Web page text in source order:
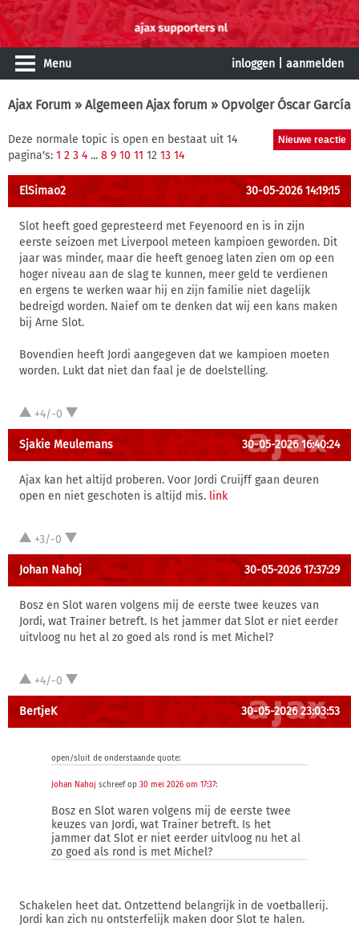
Menu inloggen aanmelden
Ajax Forum » Algemeen Ajax forum » Opvolger Óscar García
Deze normale topic is open en bestaat uit 14
pagina's: 1 2 3 4 ... 8 9 10 11 12 13 14
ElSimao2 30-05-2026 14:19:15
Slot heeft goed gepresteerd met Feyenoord en is in zijn
eerste seizoen met Liverpool meteen kampioen geworden. Dit
jaar was minder, maar die heeft genoeg laten zien om op een
hoger niveau aan de slag te kunnen, meer geld te verdienen
en ergens te werken waar hij en zijn familie niet dagelijk
bedreigd worden. Naief om te denken dat wij een kans maken
bij Arne Slot.
Bovendien heeft Jordi aangegeven dat we kampioen moeten
worden. Lukt dat niet dan faal je de doelstelling.
+4/-0
Sjakie Meulemans 30-05-2026 16:40:24
Ajax kan het altijd proberen. Voor Jordi Cruijff gaan deuren
open en niet geschoten is altijd mis. link
+3/-0
Johan Nahoj 30-05-2026 17:37:29
Bosz en Slot waren volgens mij de eerste twee keuzes van
Jordi, wat Trainer betreft. Is het jammer dat Slot er niet eerder
uitvloog nu het al zo goed als rond is met Michel?
+4/-0
BertjeK 30-05-2026 23:03:53
open/sluit de onderstaande quote:
Johan Nahoj schreef op 30 mei 2026 om 17:37:
Bosz en Slot waren volgens mij de eerste twee
keuzes van Jordi, wat Trainer betreft. Is het
jammer dat Slot er niet eerder uitvloog nu het al
zo goed als rond is met Michel?
Schakelen heet dat. Ontzettend belangrijk in de voetballerij.
Jordi kan zich nu ontsterfelijk maken door Slot te halen.